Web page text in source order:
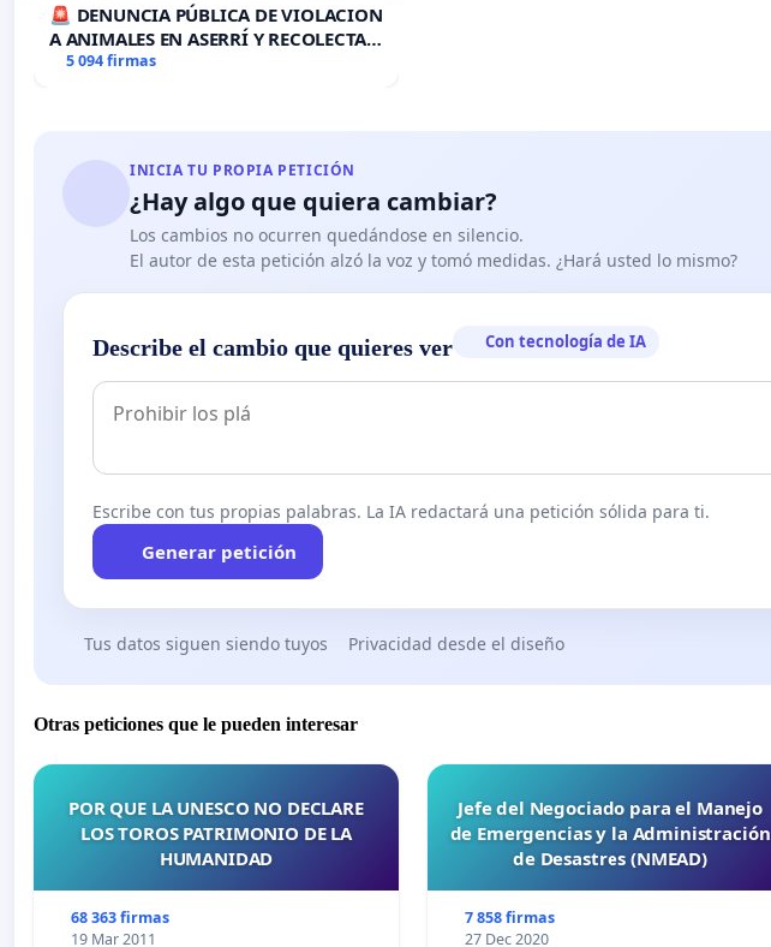
🚨 DENUNCIA PÚBLICA DE VIOLACION
A ANIMALES EN ASERRÍ Y RECOLECTA
DE FIRMAS 🚨
5 094 firmas
INICIA TU PROPIA PETICIÓN
¿Hay algo que quiera cambiar?
Los cambios no ocurren quedándose en silencio.
El autor de esta petición alzó la voz y tomó medidas. ¿Hará usted lo mismo?
Describe el cambio que quieres ver Con tecnología de IA
Escribe con tus propias palabras. La IA redactará una petición sólida para ti.
Generar petición
Tus datos siguen siendo tuyos Privacidad desde el diseño
Otras peticiones que le pueden interesar
POR QUE LA UNESCO NO DECLARE
LOS TOROS PATRIMONIO DE LA
HUMANIDAD
68 363 firmas
19 Mar 2011
Jefe del Negociado para el Manejo
de Emergencias y la Administración
de Desastres (NMEAD)
7 858 firmas
27 Dec 2020